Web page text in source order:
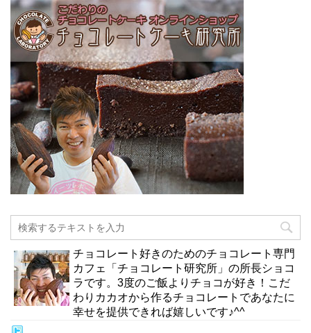
チョコレート好きのためのチョコレート専門
カフェ「チョコレート研究所」の所長ショコ
ラです。3度のご飯よりチョコが好き！こだ
わりカカオから作るチョコレートであなたに
幸せを提供できれば嬉しいです♪^^